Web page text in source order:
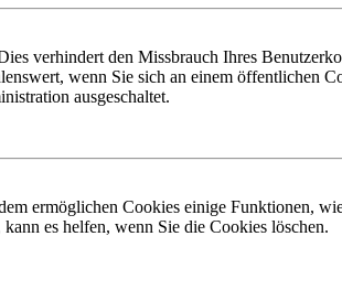
verhindert den Missbrauch Ihres
wenn Sie sich an einem öffentlichen
ausgeschaltet.
ermöglichen Cookies einige Funktionen,
es helfen, wenn Sie die Cookies löschen.